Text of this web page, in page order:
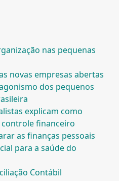
nas pequenas
novas empresas abertas
dos pequenos
explicam como
financeiro
as finanças pessoais
para a saúde do
Contábil